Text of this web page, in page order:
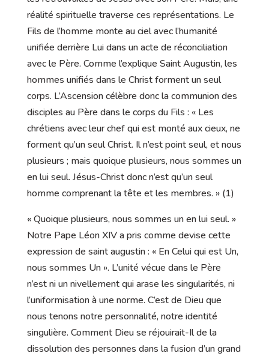
réalité spirituelle traverse ces représentations. Le
Fils de l’homme monte au ciel avec l’humanité
unifiée derrière Lui dans un acte de réconciliation
avec le Père. Comme l’explique Saint Augustin, les
hommes unifiés dans le Christ forment un seul
corps. L’Ascension célèbre donc la communion des
disciples au Père dans le corps du Fils : « Les
chrétiens avec leur chef qui est monté aux cieux, ne
forment qu’un seul Christ. Il n’est point seul, et nous
plusieurs ; mais quoique plusieurs, nous sommes un
en lui seul. Jésus-Christ donc n’est qu’un seul
homme comprenant la tête et les membres. » (1)
« Quoique plusieurs, nous sommes un en lui seul. »
Notre Pape Léon XIV a pris comme devise cette
expression de saint augustin : « En Celui qui est Un,
nous sommes Un ». L’unité vécue dans le Père
n’est ni un nivellement qui arase les singularités, ni
l’uniformisation à une norme. C’est de Dieu que
nous tenons notre personnalité, notre identité
singulière. Comment Dieu se réjouirait-Il de la
dissolution des personnes dans la fusion d’un grand